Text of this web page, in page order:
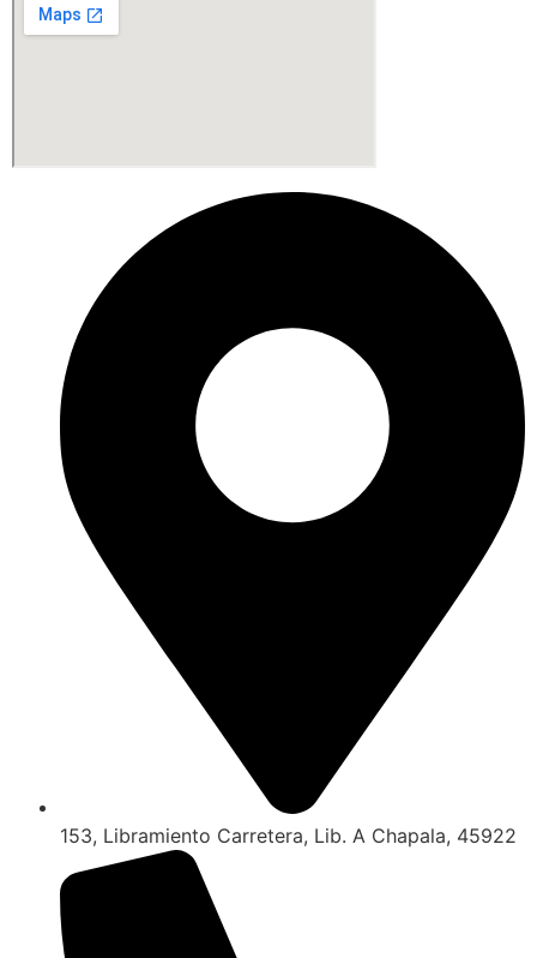
153, Libramiento Carretera, Lib. A Chapala, 45922